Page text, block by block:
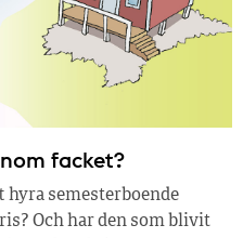
facket?
hyra semesterboende
Och har den som blivit